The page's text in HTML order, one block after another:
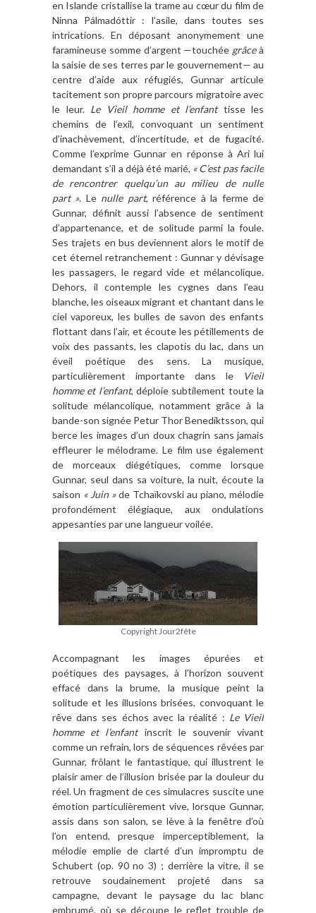
en Islande cristallise la trame au cœur du film de
Ninna Pálmadóttir : l’asile, dans toutes ses
intrications. En déposant anonymement une
faramineuse somme d’argent —touchée grâceà
la saisie de ses terres par le gouvernement— au
centre d’aide aux réfugiés, Gunnar articule
tacitement son propre parcours migratoire avec
le leur. Le Vieil homme et l’enfant tisse les
chemins de l’exil, convoquant un sentiment
d’inachèvement, d’incertitude, et de fugacité.
Comme l’exprime Gunnar en réponse à Ari lui
demandant s’il a déjà été marié, « C’est pas facile
de rencontrer quelqu’un au milieu de nulle
part ». Le nulle part, référence à la ferme de
Gunnar, définit aussi l’absence de sentiment
d’appartenance, et de solitude parmi la foule.
Ses trajets en bus deviennent alors le motif de
cet éternel retranchement : Gunnar y dévisage
les passagers, le regard vide et mélancolique.
Dehors, il contemple les cygnes dans l’eau
blanche, les oiseaux migrant et chantant dans le
ciel vaporeux, les bulles de savon des enfants
flottant dans l’air, et écoute les pétillements de
voix des passants, les clapotis du lac, dans un
éveil poétique des sens. La musique,
particulièrement importante dans le
Vieil
homme et l’enfant, déploie subtilement toute la
solitude mélancolique, notamment grâce à la
bande-son signée Petur Thor Benediktsson, qui
berce les images d’un doux chagrin sans jamais
effleurer le mélodrame. Le film use également
de morceaux diégétiques, comme lorsque
Gunnar, seul dans sa voiture, la nuit, écoute la
saison « Juin »de Tchaïkovski au piano, mélodie
profondément élégiaque, aux ondulations
appesanties par une langueur voilée.
Copyright Jour2fête
Accompagnant les images épurées et
poétiques des paysages, à l’horizon souvent
effacé dans la brume, la musique peint la
solitude et les illusions brisées, convoquant le
rêve dans ses échos avec la réalité : Le Vieil
homme et l’enfant inscrit le souvenir vivant
comme un refrain, lors de séquences rêvées par
Gunnar, frôlant le fantastique, qui illustrent le
plaisir amer de l’illusion brisée par la douleur du
réel. Un fragment de ces simulacres suscite une
émotion particulièrement vive, lorsque Gunnar,
assis dans son salon, se lève à la fenêtre d’où
l’on entend, presque imperceptiblement, la
mélodie emplie de clarté d’un impromptu de
Schubert (op. 90 no 3) ; derrière la vitre, il se
retrouve soudainement projeté dans sa
campagne, devant le paysage du lac blanc
embrumé, où se découpe le reflet trouble de